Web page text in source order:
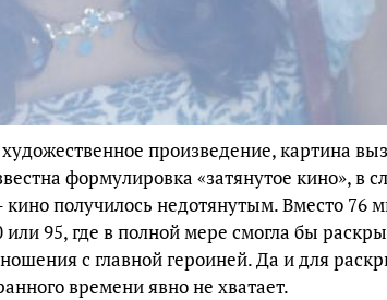
произведение, картина
формулировка «затянутое кино», в
кино получилось недотянутым. Вместо 76
или 95, где в полной мере смогла бы
с главной героиней. Да и для
времени явно не хватает.